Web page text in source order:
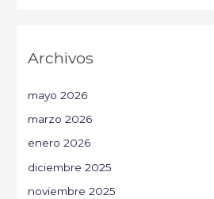
Archivos
mayo 2026
marzo 2026
enero 2026
diciembre 2025
noviembre 2025